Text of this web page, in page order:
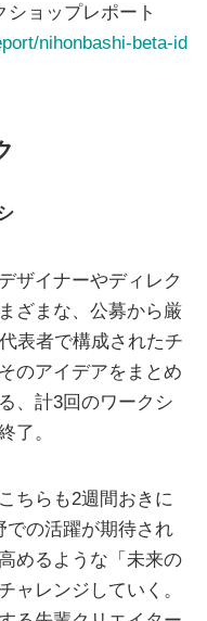
ショップレポート
nihonbashi-beta-id
ザイナーやディレク
ざまな、公募から厳
表者で構成されたチ
のアイデアをまとめ
、計3回のワークシ
了。
ちらも2週間おきに
での活躍が期待され
めるような「未来の
ャレンジしていく。